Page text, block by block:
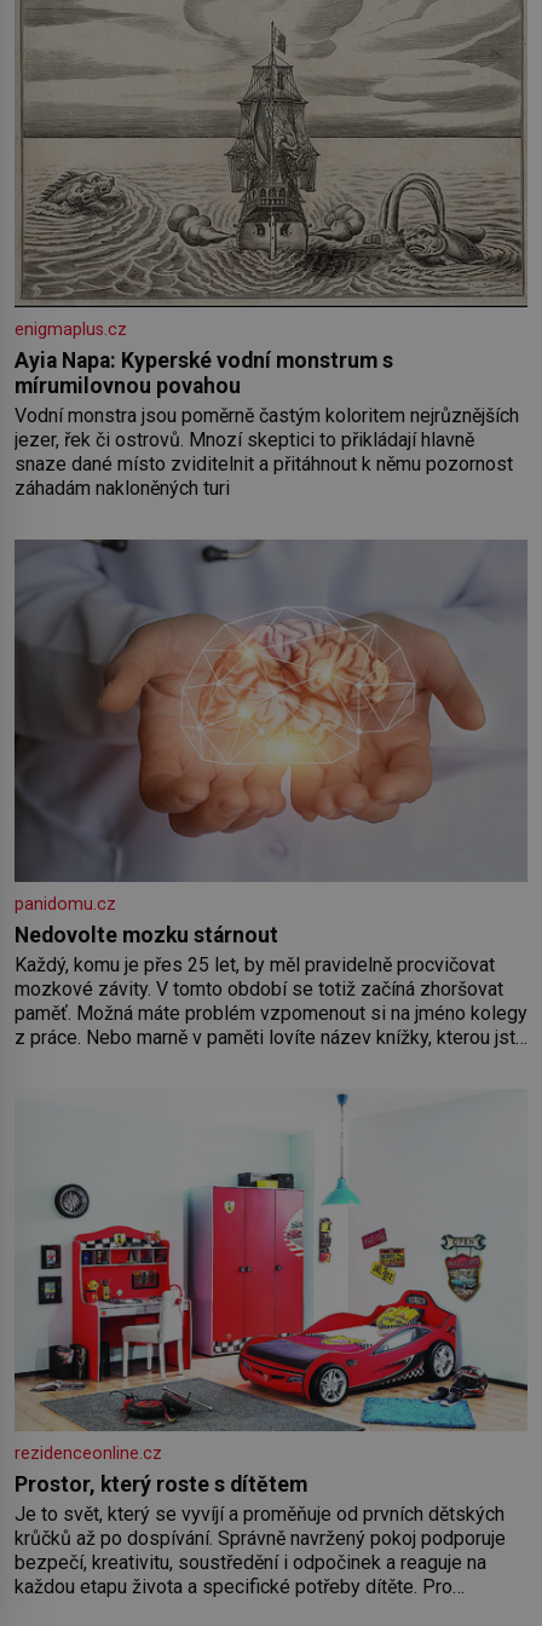
enigmaplus.cz
Ayia Napa: Kyperské vodní monstrum s
mírumilovnou povahou
Vodní monstra jsou poměrně častým koloritem nejrůznějších
jezer, řek či ostrovů. Mnozí skeptici to přikládají hlavně
snaze dané místo zviditelnit a přitáhnout k němu pozornost
záhadám nakloněných turi
panidomu.cz
Nedovolte mozku stárnout
Každý, komu je přes 25 let, by měl pravidelně procvičovat
mozkové závity. V tomto období se totiž začíná zhoršovat
paměť. Možná máte problém vzpomenout si na jméno kolegy
z práce. Nebo marně v paměti lovíte název knížky, kterou jste
rezidenceonline.cz
Prostor, který roste s dítětem
Je to svět, který se vyvíjí a proměňuje od prvních dětských
krůčků až po dospívání. Správně navržený pokoj podporuje
bezpečí, kreativitu, soustředění i odpočinek a reaguje na
každou etapu života a specifické potřeby dítěte. Pro